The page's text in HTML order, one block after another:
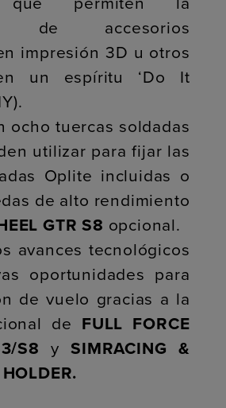
de accesorios
impresión 3D u otros
un espíritu ‘Do It
ocho tuercas soldadas
utilizar para fijar las
Oplite incluidas o
de alto rendimiento
GTR S8 opcional.
avances tecnológicos
oportunidades para
de vuelo gracias a la
de FULL FORCE
S8 ySIMRACING &